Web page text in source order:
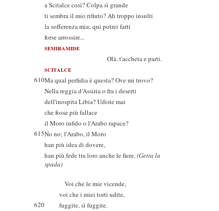
a Scitalce così? Colpa sì grande
ti sembra il mio rifiuto? Ah troppo insulti
la sofferenza mia; qui potrei farti
forse arrossire...
SEMIRAMIDE
Olà, t'accheta e parti.
SCITALCE
610Ma qual perfidia è questa? Ove mi trovo?
Nella reggia d'Assiria o fra i deserti
dell'inospita Libia? Udiste mai
che fosse più fallace
il Moro infido o l'Arabo rapace?
615No no; l'Arabo, il Moro
han più idea di dovere,
han più fede tra loro anche le fiere.(Getta la
spada)
Voi che le mie vicende,
voi che i miei torti udite,
620
fuggite, sì fuggite.